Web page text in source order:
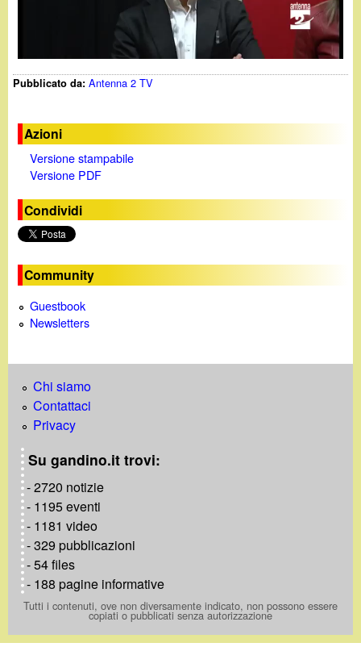
.
l
a
V
d
Pubblicato da:Antenna 2 TV
Azioni
Versione stampabile
Versione PDF
Condividi
Community
Guestbook
Newsletters
Chi siamo
Contattaci
Privacy
Su gandino.it trovi:
- 2720 notizie
- 1195 eventi
- 1181 video
- 329 pubblicazioni
- 54 files
- 188 pagine informative
Tutti i contenuti, ove non diversamente indicato, non possono essere
copiati o pubblicati senza autorizzazione